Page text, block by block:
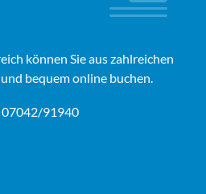
können Sie aus zahlreichen
bequem online buchen.
07042/91940